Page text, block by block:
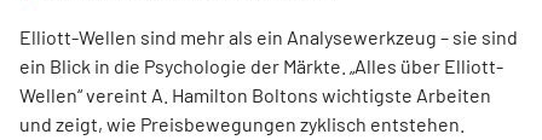
Elliott-Wellen sind mehr als ein Analysewerkzeug – sie sind
ein Blick in die Psychologie der Märkte. „Alles über Elliott-
Wellen“ vereint A. Hamilton Boltons wichtigste Arbeiten
und zeigt, wie Preisbewegungen zyklisch entstehen.